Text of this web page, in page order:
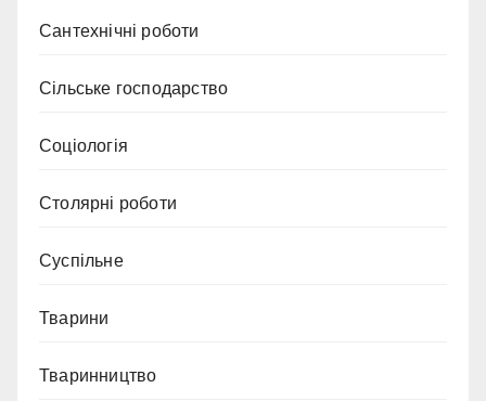
Сантехнічні роботи
Сільське господарство
Соціологія
Столярні роботи
Суспільне
Тварини
Тваринництво